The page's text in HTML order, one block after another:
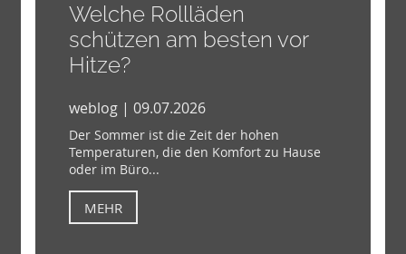
Welche Rollläden
schützen am besten vor
Hitze?
weblog | 09.07.2026
Der Sommer ist die Zeit der hohen
Temperaturen, die den Komfort zu Hause
oder im Büro...
MEHR